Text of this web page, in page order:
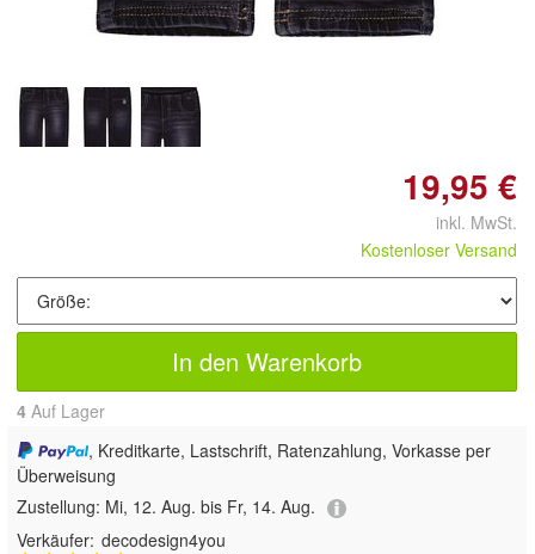
19,95 €
inkl. MwSt.
Kostenloser Versand
In den Warenkorb
4 Auf Lager
, Kreditkarte, Lastschrift, Ratenzahlung, Vorkasse per
Überweisung
Zustellung: Mi, 12. Aug. bis Fr, 14. Aug.
Verkäufer: decodesign4you